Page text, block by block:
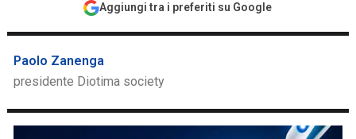
Aggiungi tra i preferiti su Google
Paolo Zanenga
presidente Diotima society